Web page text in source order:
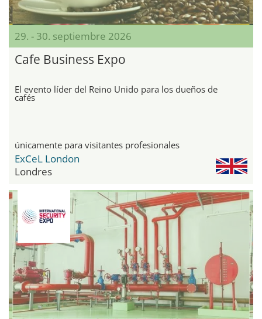
29. - 30. septiembre 2026
Cafe Business Expo
El evento líder del Reino Unido para los dueños de
cafés
únicamente para visitantes profesionales
ExCeL London
Londres